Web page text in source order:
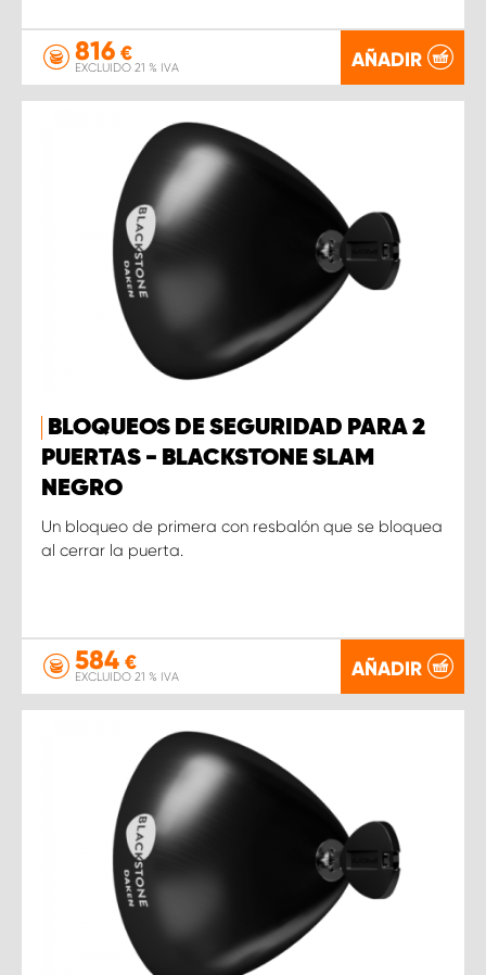
816 €
EXCLUIDO 21 % IVA AÑADIR
BLOQUEOS DE SEGURIDAD PARA 2
PUERTAS - BLACKSTONE SLAM
NEGRO
Un bloqueo de primera con resbalón que se bloquea
al cerrar la puerta.
584 €
EXCLUIDO 21 % IVA AÑADIR